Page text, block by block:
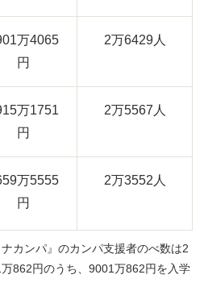
万4065
円
2万6429人
万1751
円
2万5567人
万5555
円
2万3552人
カンパ』のカンパ支援者のべ数は2
862円のうち、9001万862円を入学